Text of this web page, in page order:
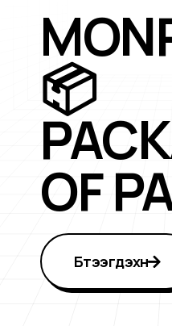
📦
OF
Бүтээгдэхүүн